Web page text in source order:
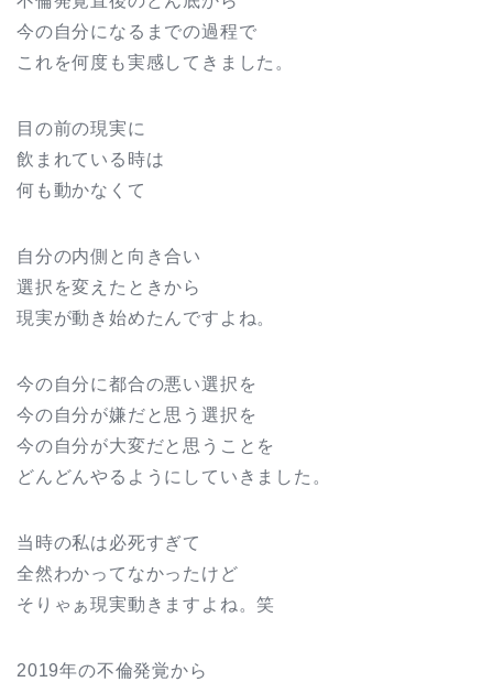
今の自分になるまでの過程で
これを何度も実感してきました。
目の前の現実に
飲まれている時は
何も動かなくて
自分の内側と向き合い
選択を変えたときから
現実が動き始めたんですよね。
今の自分に都合の悪い選択を
今の自分が嫌だと思う選択を
今の自分が大変だと思うことを
どんどんやるようにしていきました。
当時の私は必死すぎて
全然わかってなかったけど
そりゃぁ現実動きますよね。笑
2019年の不倫発覚から